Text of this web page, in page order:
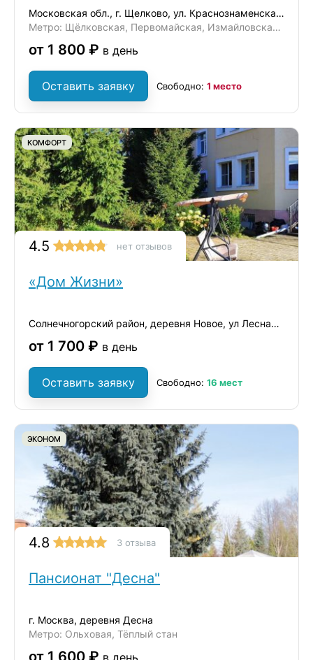
Московская обл., г. Щелково, ул. Краснознаменская 15/3
Метро: Щёлковская, Первомайская, Измайловская, Черкизовская
от 1 800 ₽ в день
Оставить заявку Свободно: 1 место
КОМФОРТ
4.5 нет отзывов
«Дом Жизни»
Солнечногорский район, деревня Новое, ул Лесная 14
от 1 700 ₽ в день
Оставить заявку Свободно: 16 мест
ЭКОНОМ
4.8 3 отзыва
Пансионат "Десна"
г. Москва, деревня Десна
Метро: Ольховая, Тёплый стан
от 1 600 ₽ в день